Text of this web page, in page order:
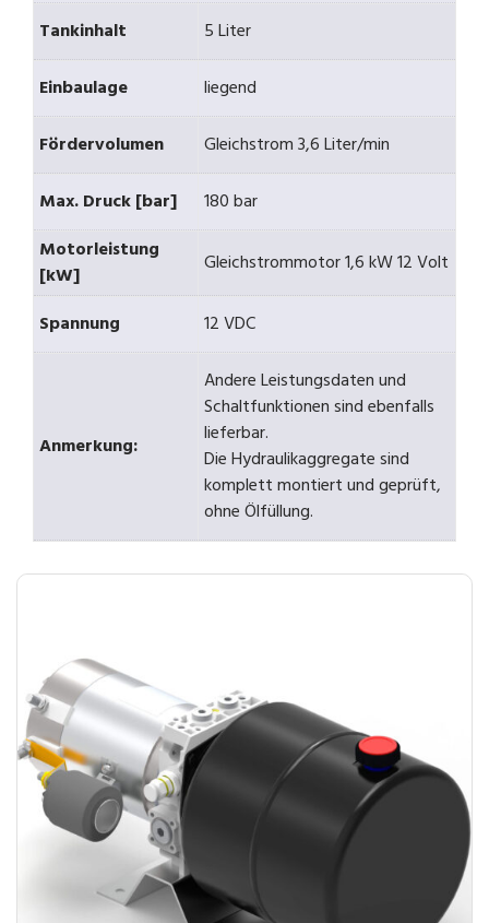
Tankinhalt
5 Liter
Einbaulage
liegend
Fördervolumen
Gleichstrom 3,6 Liter/min
Max. Druck [bar]
180 bar
Motorleistung
[kW]
Gleichstrommotor 1,6 kW 12 Volt
Spannung 12 VDC
Anmerkung:
Andere Leistungsdaten und
Schaltfunktionen sind ebenfalls
lieferbar.
Die Hydraulikaggregate sind
komplett montiert und geprüft,
ohne Ölfüllung.